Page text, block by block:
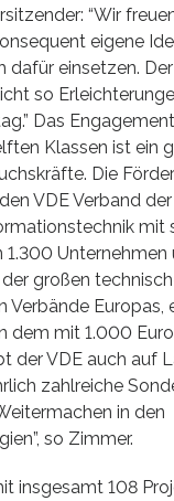
“Wir
eigene
dafür einsetzen.
so
Das
Klassen ist ein
Die
VDE Verband
mit
1.300
großen
Verbände Europas,
dem mit 1.000
der VDE auch auf
zahlreiche
in den
so Zimmer.
insgesamt 108